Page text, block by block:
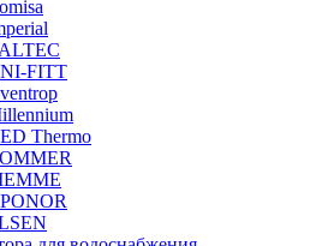
FITT
Thermo